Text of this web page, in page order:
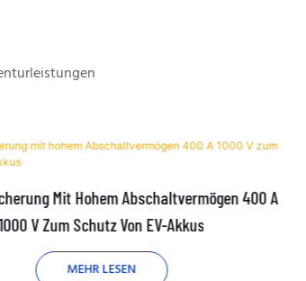
Mit Hohem Abschaltvermögen 400 A
V Zum Schutz Von EV-Akkus
MEHR LESEN